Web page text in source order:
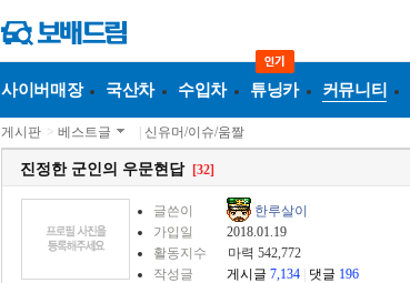
사이버매장 국산차 수입차 튜닝카 커뮤니티
게시판 > 베스트글 신유머/이슈/움짤
진정한 군인의 우문현답 [32]
글쓴이
한루살이
가입일
2018.01.19
활동지수
마력 542,772
작성글
게시글 7,134 댓글 196